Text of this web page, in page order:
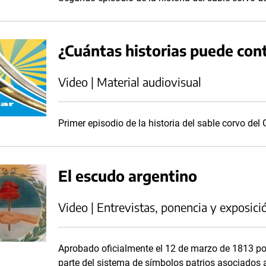
¿Cuántas historias puede
Video | Material audiovisual
Primer episodio de la historia del sable corvo del
El escudo argentino
Video | Entrevistas, ponencia y
Aprobado oficialmente el 12 de marzo de 1813
parte del sistema de símbolos patrios